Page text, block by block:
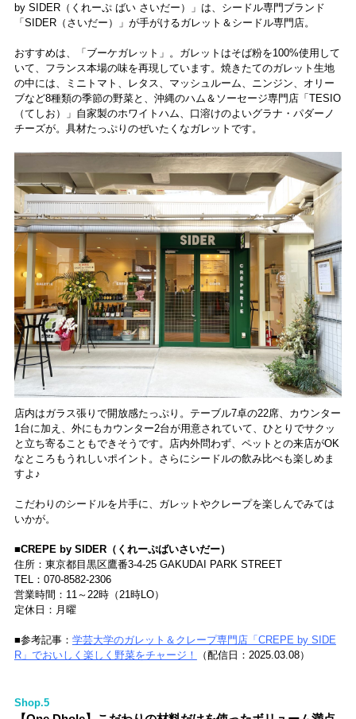
by SIDER（くれーぷ ばい さいだー）」は、シードル専門ブランド
「SIDER（さいだー）」が手がけるガレット＆シードル専門店。
おすすめは、「ブーケガレット」。ガレットはそば粉を100%使用して
いて、フランス本場の味を再現しています。焼きたてのガレット生地
の中には、ミニトマト、レタス、マッシュルーム、ニンジン、オリー
ブなど8種類の季節の野菜と、沖縄のハム＆ソーセージ専門店「TESIO
（てしお）」自家製のホワイトハム、口溶けのよいグラナ・パダーノ
チーズが。具材たっぷりのぜいたくなガレットです。
店内はガラス張りで開放感たっぷり。テーブル7卓の22席、カウンター
1台に加え、外にもカウンター2台が用意されていて、ひとりでサクッ
と立ち寄ることもできそうです。店内外問わず、ペットとの来店がOK
なところもうれしいポイント。さらにシードルの飲み比べも楽しめま
すよ♪
こだわりのシードルを片手に、ガレットやクレープを楽しんでみては
いかが。
■CREPE by SIDER（くれーぷばいさいだー）
住所：東京都目黒区鷹番3-4-25 GAKUDAI PARK STREET
TEL：070-8582-2306
営業時間：11～22時（21時LO）
定休日：月曜
■参考記事： 学芸大学のガレット＆クレープ専門店「CREPE by SIDE
R」でおいしく楽しく野菜をチャージ！
（配信日：2025.03.08）
Shop.5